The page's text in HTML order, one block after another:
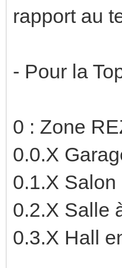
rapport au
- Pour la
0 : Zone
0.0.X
0.1.X Salon
0.2.X Salle
0.3.X Hall